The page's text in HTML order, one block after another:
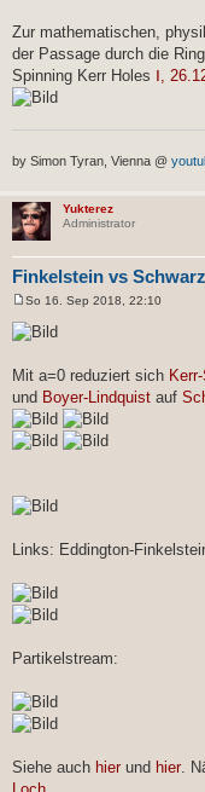
Zur mathematischen,
der Passage durch die
Spinning Kerr Holes Ⅰ,
by Simon Tyran, Vienna @
Yukterez
Administrator
Finkelstein vs
e
i
r
a
g
So 16. Sep 2018, 22:10
Mit a=0 reduziert sich
und Boyer-Lindquist auf
Links: Eddington-
Partikelstream:
Siehe auch hier und hier .